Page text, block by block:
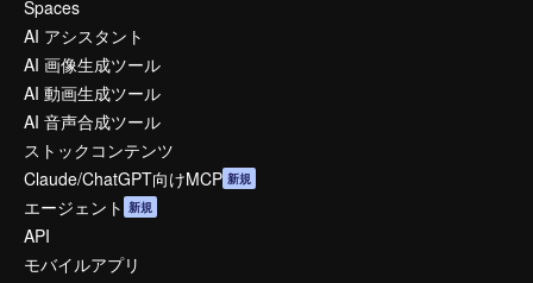
Spaces
AI アシスタント
AI 画像生成ツール
AI 動画生成ツール
AI 音声合成ツール
ストックコンテンツ
Claude/ChatGPT向けMCP 新規
エージェント 新規
API
モバイルアプリ